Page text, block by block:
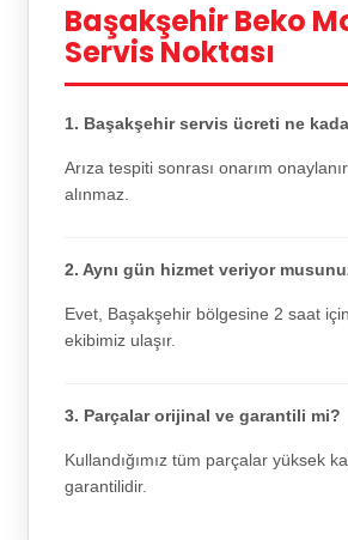
Başakşehir Beko
Servis Noktası
1. Başakşehir servis ücreti ne
Arıza tespiti sonrası onarım
alınmaz.
2. Aynı gün hizmet veriyor
Evet, Başakşehir bölgesine 2 saat
ekibimiz ulaşır.
3. Parçalar orijinal ve garantili mi?
Kullandığımız tüm parçalar yüksek
garantilidir.